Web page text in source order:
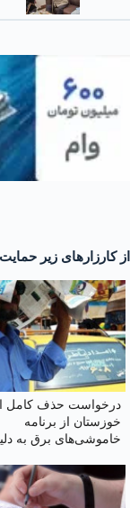
از کارزارهای زیر
درخواست حذف کامل
خوزستان از برنامه
خاموشی‌های برق به